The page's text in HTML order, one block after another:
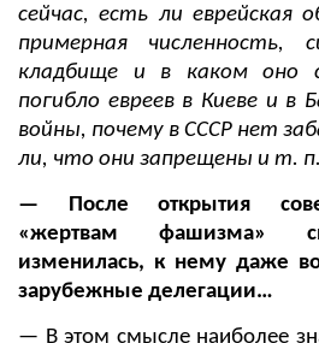
сейчас, есть ли еврейская
примерная численность,
кладбище и в каком оно
погибло евреев в Киеве и в
войны, почему в СССР нет
ли, что они запрещены и т. п.
— После открытия
«жертвам фашизма»
изменилась, к нему даже
зарубежные делегации…
— В этом смысле наиболее